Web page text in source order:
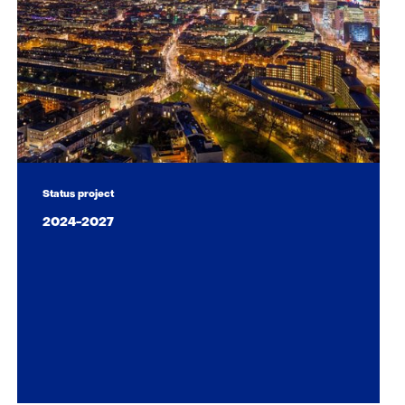
Status project
2024-2027